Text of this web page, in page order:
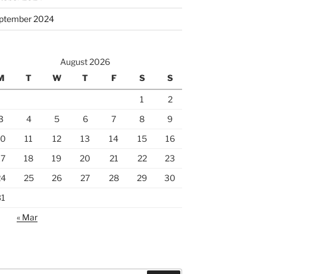
2024
August 2026
T W T F S S
1
2
4 5 6 7 8
9
11 12 13 14 15
16
18 19 20 21 22
23
25 26 27 28 29
30
« Mar